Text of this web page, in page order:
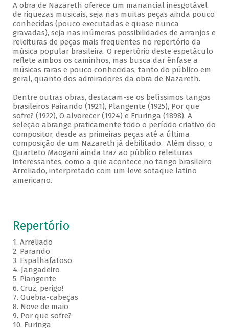
A obra de Nazareth oferece um manancial inesgotável
de riquezas musicais, seja nas muitas peças ainda pouco
conhecidas (pouco executadas e quase nunca
gravadas), seja nas inúmeras possibilidades de arranjos e
releituras de peças mais freqüentes no repertório da
música popular brasileira. O repertório deste espetáculo
reflete ambos os caminhos, mas busca dar ênfase a
músicas raras e pouco conhecidas, tanto do público em
geral, quanto dos admiradores da obra de Nazareth.
Dentre outras obras, destacam-se os belíssimos tangos
brasileiros Pairando (1921), Plangente (1925), Por que
sofre? (1922), O alvorecer (1924) e Fruringa (1898). A
seleção abrange praticamente todo o período criativo do
compositor, desde as primeiras peças até a última
composição de um Nazareth já debilitado. Além disso, o
Quarteto Maogani ainda traz ao público releituras
interessantes, como a que acontece no tango brasileiro
Arreliado, interpretado com um leve sotaque latino
americano.
Repertório
1. Arreliado
2. Parando
3. Espalhafatoso
4. Jangadeiro
5. Piangente
6. Cruz, perigo!
7. Quebra-cabeças
8. Nove de maio
9. Por que sofre?
10. Furinga